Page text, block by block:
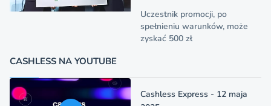
Uczestnik promocji, po
spełnieniu warunków, może
zyskać 500 zł
CASHLESS NA YOUTUBE
Cashless Express - 12 maja